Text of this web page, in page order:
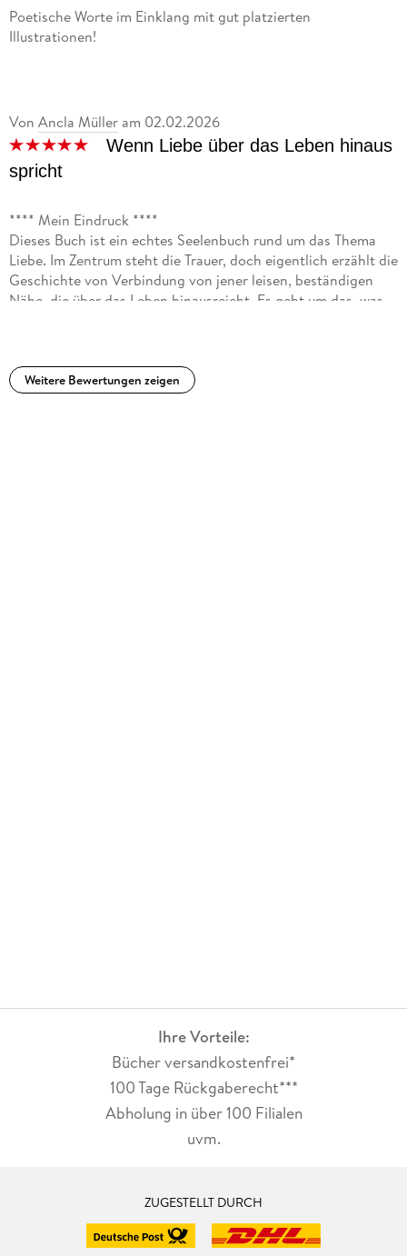
mit den unterschiedlichsten Kulturdarbietungen.
Weiterhin engagiert sich Jando ehrenamtlich für die NCL-
Poetische Worte im Einklang mit gut platzierten
Illustrationen!
Von Ancla Müller am 02.02.2026
Wenn Liebe über das Leben hinaus
spricht
**** Mein Eindruck ****
Dieses Buch ist ein echtes Seelenbuch rund um das Thema
Liebe. Im Zentrum steht die Trauer, doch eigentlich erzählt die
Geschichte von Verbindung von jener leisen, beständigen
Nähe, die über das Leben hinausreicht. Es geht um das, was
später auf Clara. Sie kommt ihm seltsam vertraut vor, ohne
dass er sagen könnte, warum. Gemeinsam begeben sie sich
Weitere Bewertungen zeigen
Ihre Vorteile:
Bücher versandkostenfrei*
100 Tage Rückgaberecht***
Abholung in über 100 Filialen
uvm.
ZUGESTELLT DURCH